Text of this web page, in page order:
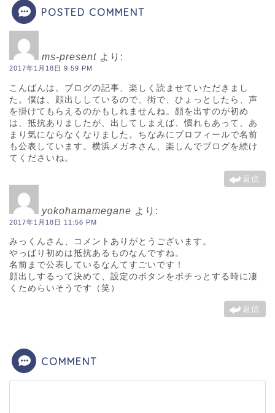
POSTED COMMENT
ms-present より:
2017年1月18日 9:59 PM
こんばんは。ブログの記事、楽しく読ませていただきまし
た。僕は、顔出ししているので、街で、ひょっとしたら、声
を掛けてもらえるのかもしれませんね。顔を出すのが初め
は、抵抗ありましたが、出してしまえば、慣れもあって、あ
まり気にならなくなりました。ちなみにプロフィールで名前
も公表しています。横浜メガネさん、楽しんでブログを続け
てくださいね。
返信
yokohamamegane より:
2017年1月18日 11:56 PM
みっくんさん、コメントありがとうございます。
やっぱり初めは抵抗あるものなんですね。
名前まで公表しているなんてすごいです！
顔出しするって決めて、設定のボタンをポチっとする時に凄
くためらいそうです（笑）
返信
COMMENT